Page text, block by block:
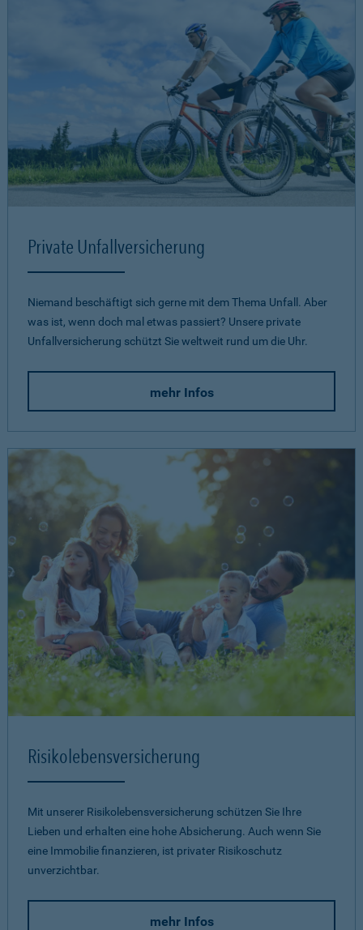
Private Unfallversicherung
Niemand beschäftigt sich gerne mit dem Thema Unfall. Aber
was ist, wenn doch mal etwas passiert? Unsere private
Unfallversicherung schützt Sie weltweit rund um die Uhr.
mehr Infos
Risikolebensversicherung
Mit unserer Risikolebensversicherung schützen Sie Ihre
Lieben und erhalten eine hohe Absicherung. Auch wenn Sie
eine Immobilie finanzieren, ist privater Risikoschutz
unverzichtbar.
mehr Infos